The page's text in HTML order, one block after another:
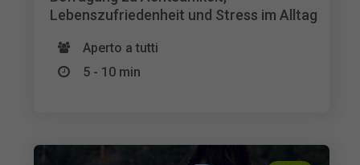
Lebenszufriedenheit und Stress im Alltag
Aperto a tutti
5 - 10 min